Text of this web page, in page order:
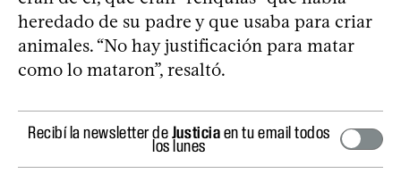
heredado de su padre y que usaba para criar
animales. “No hay justificación para matar
como lo mataron”, resaltó.
Recibí la newsletter deJusticiaen tu email todos
los lunes